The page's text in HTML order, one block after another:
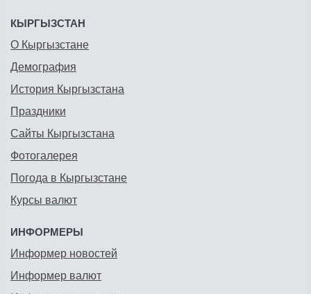
КЫРГЫЗСТАН
О Кыргызстане
Демография
История Кыргызстана
Праздники
Сайты Кыргызстана
Фотогалерея
Погода в Кыргызстане
Курсы валют
ИНФОРМЕРЫ
Информер новостей
Информер валют